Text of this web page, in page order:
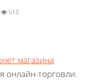
510
магазина
онлайн-торговли.